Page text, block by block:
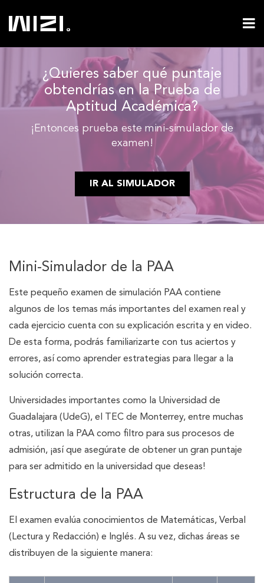
¿Quieres saber qué puntaje
obtendrías en la Prueba de
Aptitud Académica?
¡Entonces prueba este mini-simulador de
examen!
IR AL SIMULADOR
Mini-Simulador de la PAA
Este pequeño examen de simulación PAA contiene
algunos de los temas más importantes del examen real y
cada ejercicio cuenta con su explicación escrita y en video.
De esta forma, podrás familiarizarte con tus aciertos y
errores, así como aprender estrategias para llegar a la
solución correcta.
Universidades importantes como la Universidad de
Guadalajara (UdeG), el TEC de Monterrey, entre muchas
otras, utilizan la PAA como filtro para sus procesos de
admisión, ¡así que asegúrate de obtener un gran puntaje
para ser admitido en la universidad que deseas!
Estructura de la PAA
El examen evalúa conocimientos de Matemáticas, Verbal
(Lectura y Redacción) e Inglés. A su vez, dichas áreas se
distribuyen de la siguiente manera: